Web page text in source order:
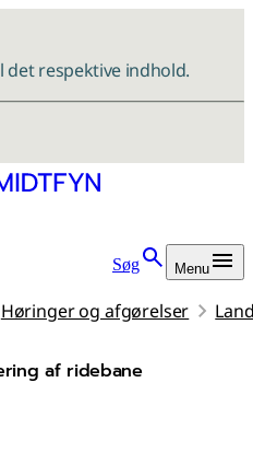
respektive indhold.
Søg Menu
Høringer og afgørelser
af ridebane